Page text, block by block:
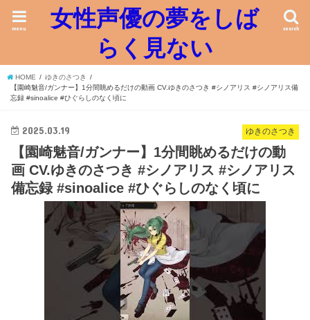
女性声優の夢をしば
らく見ない
search
menu
HOME
ゆきのさつき
【園崎魅音/ガンナー】1分間眺めるだけの動画 CV.ゆきのさつき #シノアリス #シノアリス備
忘録 #sinoalice #ひぐらしのなく頃に
ゆきのさつき
2025.03.19
【園崎魅音/ガンナー】1分間眺めるだけの動
画 CV.ゆきのさつき #シノアリス #シノアリス
備忘録 #sinoalice #ひぐらしのなく頃に